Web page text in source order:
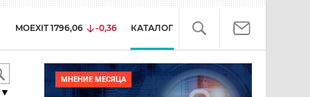
MOEXIT 1796,06 -0,36 КАТАЛОГ
▼
МНЕНИЕ МЕСЯЦА